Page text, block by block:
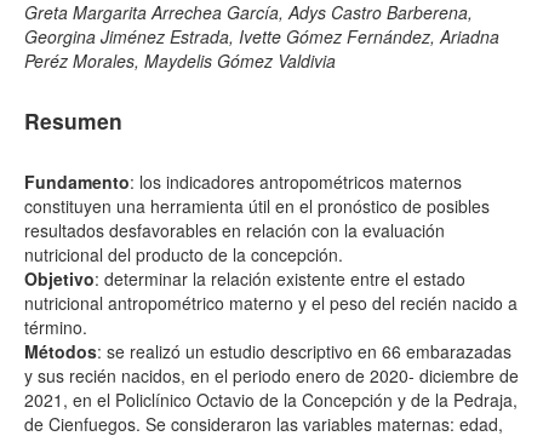
Greta Margarita Arrechea García, Adys Castro Barberena,
Georgina Jiménez Estrada, Ivette Gómez Fernández, Ariadna
Peréz Morales, Maydelis Gómez Valdivia
Resumen
Fundamento: los indicadores antropométricos maternos
constituyen una herramienta útil en el pronóstico de posibles
resultados desfavorables en relación con la evaluación
nutricional del producto de la concepción.
Objetivo: determinar la relación existente entre el estado
nutricional antropométrico materno y el peso del recién nacido a
término.
Métodos: se realizó un estudio descriptivo en 66 embarazadas
y sus recién nacidos, en el periodo enero de 2020- diciembre de
2021, en el Policlínico Octavio de la Concepción y de la Pedraja,
de Cienfuegos. Se consideraron las variables maternas: edad,